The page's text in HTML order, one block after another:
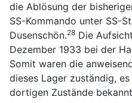
die Ablösung der
SS-Kommando unter SS-
Dusenschön.28 Die
Dezember 1933 bei der
Somit waren die
dieses Lager zuständig,
dortigen Zustände